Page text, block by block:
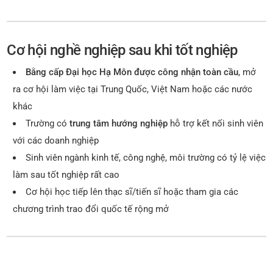
Cơ hội nghề nghiệp sau khi tốt nghiệp
Bằng cấp Đại học Hạ Môn được công nhận toàn cầu, mở
ra cơ hội làm việc tại Trung Quốc, Việt Nam hoặc các nước
khác
Trường cótrung tâm hướng nghiệp hỗ trợ kết nối sinh viên
với các doanh nghiệp
Sinh viên ngành kinh tế, công nghệ, môi trường có tỷ lệ việc
làm sau tốt nghiệp rất cao
Cơ hội học tiếp lên thạc sĩ/tiến sĩ hoặc tham gia các
chương trình trao đổi quốc tế rộng mở